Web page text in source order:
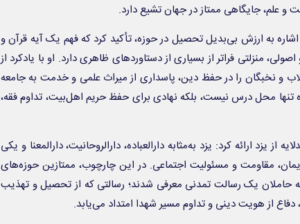
و علم، جایگاهی ممتاز در جهان تشیع دارد.
اشاره به ارزش بی‌بدیل تحصیل در حوزه، تأکید کرد که فهم یک آیه قرآن و
منزلتی فراتر از بسیاری از دستاوردهای ظاهری دارد. او با یادکرد از
و نخبگان را در حفظ دین، پاسداری از میراث علمی و خدمت به جامعه
تنها محل درس نیست، بلکه نهادی برای حفظ حریم اهل‌بیت، تداوم فقه،
یزد ارائه کرد: یزد به‌مثابه دارالعباده، دارالروحانیت، دارالمعنا و یکی
مقاومت و مسئولیت اجتماعی. در این چارچوب، ممتازین حوزه‌های
حاملان یک رسالت تمدنی معرفی شدند؛ رسالتی که از تحصیل و تهذیب
از هویت دینی و تداوم مسیر شهدا امتداد می‌یابد.